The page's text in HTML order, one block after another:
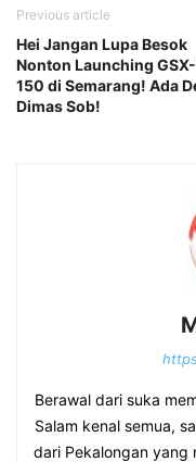
Previous article
Hei Jangan Lupa Besok
Nonton Launching
150 di Semarang! Ada
Dimas Sob!
Berawal dari suka
Salam kenal semua,
dari Pekalongan yang